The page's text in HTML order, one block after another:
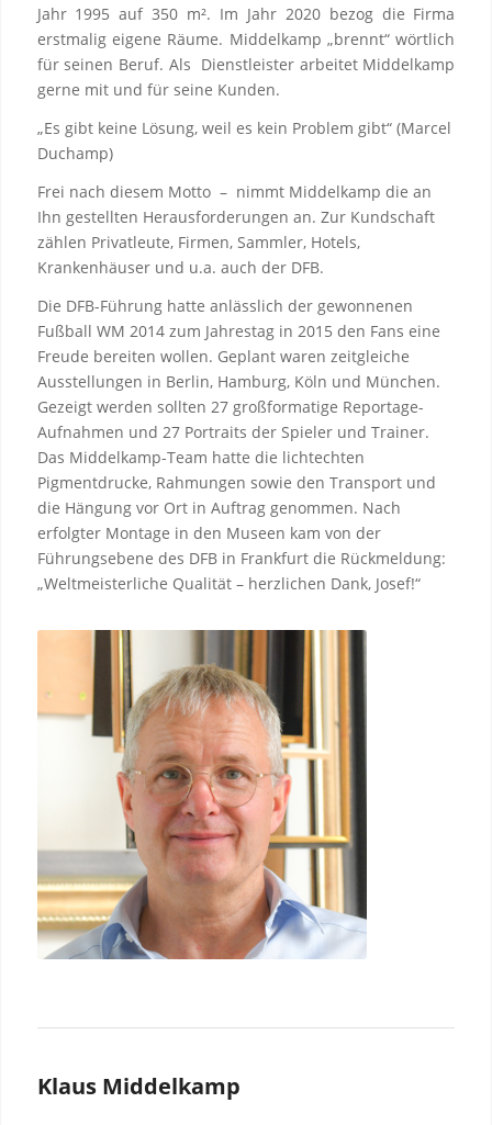
Jahr 1995 auf 350 m². Im Jahr 2020 bezog die Firma
erstmalig eigene Räume. Middelkamp „brennt“ wörtlich
für seinen Beruf. Als Dienstleister arbeitet Middelkamp
gerne mit und für seine Kunden.
„Es gibt keine Lösung, weil es kein Problem gibt“ (Marcel
Duchamp)
Frei nach diesem Motto – nimmt Middelkamp die an
Ihn gestellten Herausforderungen an. Zur Kundschaft
zählen Privatleute, Firmen, Sammler, Hotels,
Krankenhäuser und u.a. auch der DFB.
Die DFB-Führung hatte anlässlich der gewonnenen
Fußball WM 2014 zum Jahrestag in 2015 den Fans eine
Freude bereiten wollen. Geplant waren zeitgleiche
Ausstellungen in Berlin, Hamburg, Köln und München.
Gezeigt werden sollten 27 großformatige Reportage-
Aufnahmen und 27 Portraits der Spieler und Trainer.
Das Middelkamp-Team hatte die lichtechten
Pigmentdrucke, Rahmungen sowie den Transport und
die Hängung vor Ort in Auftrag genommen. Nach
erfolgter Montage in den Museen kam von der
Führungsebene des DFB in Frankfurt die Rückmeldung:
„Weltmeisterliche Qualität – herzlichen Dank, Josef!“
Klaus Middelkamp